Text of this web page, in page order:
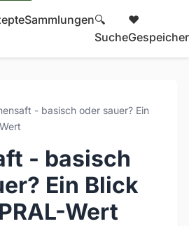
Sammlungen🔍
Suche
❤️
- basisch oder sauer? Ein
- basisch
Ein Blick
Wert